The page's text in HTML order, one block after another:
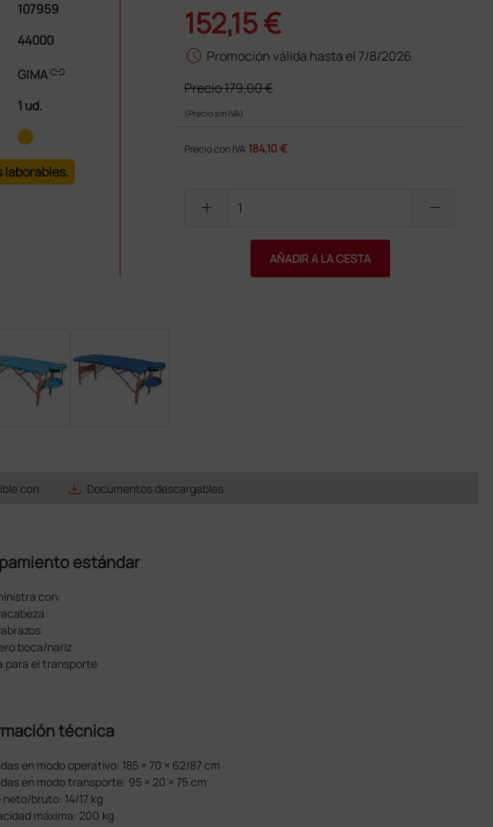
107959
44000
GIMAlink
1 ud.
laborables.
152,15 €
schedule Promoción válida hasta el 7/8/2026
Precio179,00 €
(Precio sin IVA)
Precio con IVA 184,10 €
add remove
AÑADIR A LA CESTA
con save_alt Documentos descargables
estándar
con:
boca/nariz
para el transporte
técnica
en modo operativo: 185 × 70 × 62/87 cm
en modo transporte: 95 × 20 × 75 cm
neto/bruto: 14/17 kg
máxima: 200 kg